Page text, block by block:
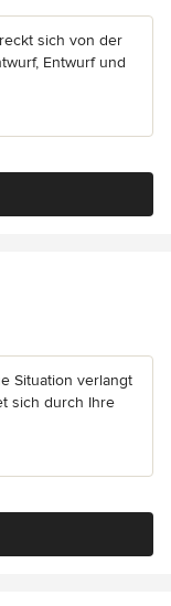
sich von der
Entwurf und
Situation verlangt
sich durch Ihre